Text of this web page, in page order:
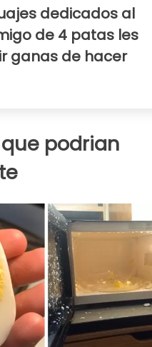
dedicados al
de 4 patas les
ganas de hacer
podrian